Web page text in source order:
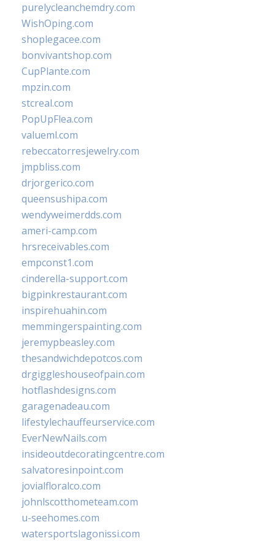
purelycleanchemdry.com
WishOping.com
shoplegacee.com
bonvivantshop.com
CupPlante.com
mpzin.com
stcreal.com
PopUpFlea.com
valueml.com
rebeccatorresjewelry.com
jmpbliss.com
drjorgerico.com
queensushipa.com
wendyweimerdds.com
ameri-camp.com
hrsreceivables.com
empconst1.com
cinderella-support.com
bigpinkrestaurant.com
inspirehuahin.com
memmingerspainting.com
jeremypbeasley.com
thesandwichdepotcos.com
drgiggleshouseofpain.com
hotflashdesigns.com
garagenadeau.com
lifestylechauffeurservice.com
EverNewNails.com
insideoutdecoratingcentre.com
salvatoresinpoint.com
jovialfloralco.com
johnlscotthometeam.com
u-seehomes.com
watersportslagonissi.com